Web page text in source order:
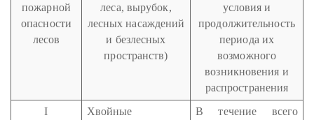
пожарной
опасности
лесов
леса, вырубок,
лесных насаждений
и безлесных
пространств)
условия и
продолжительность
периода их
возможного
возникновения и
распространения
I
Хвойные
В течение всего